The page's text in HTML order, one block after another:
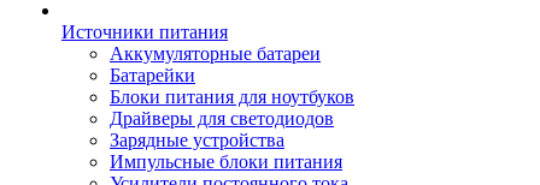
Источники питания
Аккумуляторные батареи
Батарейки
Блоки питания для ноутбуков
Драйверы для светодиодов
Зарядные устройства
Импульсные блоки питания